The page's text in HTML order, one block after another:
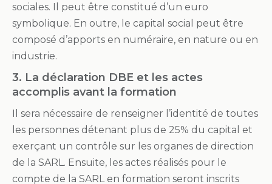
sociales. Il peut être constitué d’un euro
symbolique. En outre, le capital social peut être
composé d’apports en numéraire, en nature ou en
industrie.
3. La déclaration DBE et les actes
accomplis avant la formation
Il sera nécessaire de renseigner l’identité de toutes
les personnes détenant plus de 25% du capital et
exerçant un contrôle sur les organes de direction
de la SARL. Ensuite, les actes réalisés pour le
compte de la SARL en formation seront inscrits